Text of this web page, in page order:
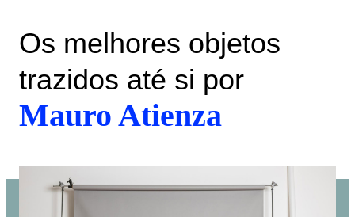
Os melhores objetos
trazidos até si por
Mauro Atienza